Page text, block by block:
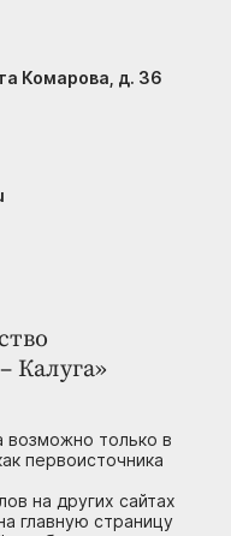
Калуга»
возможно только в
первоисточника
на других сайтах
главную страницу
Комарова, д. 36